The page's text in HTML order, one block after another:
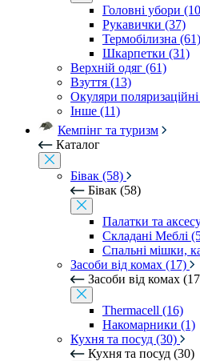
Головні убори
Рукавички (37)
Термобілизна (61)
Шкарпетки (31)
Верхній одяг (61)
Взуття (13)
Окуляри
Інше (11)
Кемпінг та туризм
Каталог
Бівак (58)
Бівак (58)
Палатки та
Складані Меблі
Спальні мішки,
Засоби від комах (17)
Засоби від комах
Thermacell (16)
Накомарники (1)
Кухня та посуд (30)
Кухня та посуд (30)